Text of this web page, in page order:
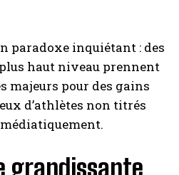
paradoxe inquiétant : des
haut niveau prennent
majeurs pour des gains
d’athlètes non titrés
grandissante